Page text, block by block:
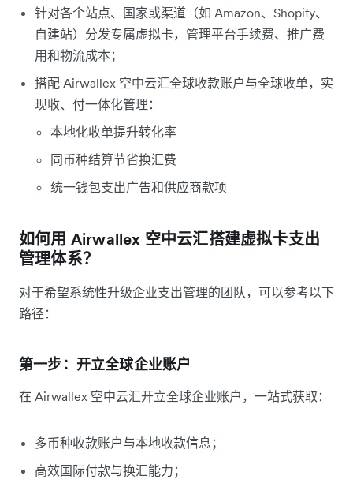
针对各个站点、国家或渠道（如 Amazon、Shopify、
自建站）分发专属虚拟卡，管理平台手续费、推广费
用和物流成本；
搭配 Airwallex 空中云汇全球收款账户与全球收单，实
现收、付一体化管理：
本地化收单提升转化率
同币种结算节省换汇费
统一钱包支出广告和供应商款项
如何用 Airwallex 空中云汇搭建虚拟卡支出
管理体系？
对于希望系统性升级企业支出管理的团队，可以参考以下
路径：
第一步：开立全球企业账户
在 Airwallex 空中云汇开立全球企业账户，一站式获取：
多币种收款账户与本地收款信息；
高效国际付款与换汇能力；